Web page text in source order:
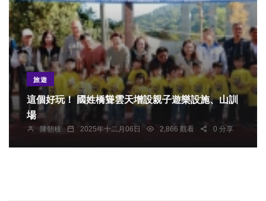
旅遊
這個好玩！ 國姓橋聳雲天增設親子遊樂設施、山訓
場
陳朝枝 2025年十二月06日 2,866 觀看 0 分享